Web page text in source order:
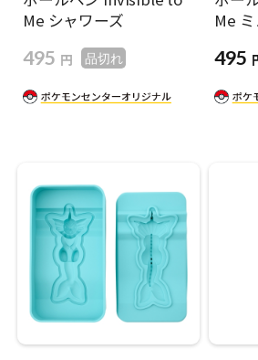
Me シャワーズ
495 円 品切れ
Me
495